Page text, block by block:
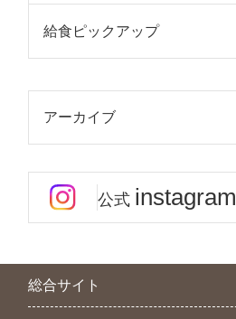
給食ピックアップ
アーカイブ
公式 instagram
総合サイト